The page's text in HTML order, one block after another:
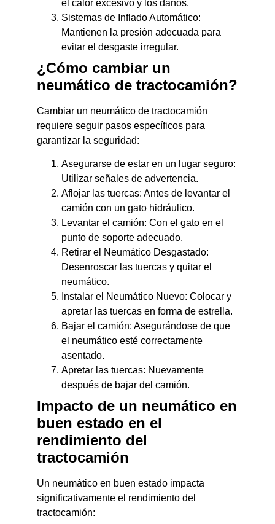
el calor excesivo y los daños.
Sistemas de Inflado Automático:
Mantienen la presión adecuada para
evitar el desgaste irregular.
¿Cómo cambiar un
neumático de tractocamión?
Cambiar un neumático de tractocamión
requiere seguir pasos específicos para
garantizar la seguridad:
Asegurarse de estar en un lugar seguro:
Utilizar señales de advertencia.
Aflojar las tuercas: Antes de levantar el
camión con un gato hidráulico.
Levantar el camión: Con el gato en el
punto de soporte adecuado.
Retirar el Neumático Desgastado:
Desenroscar las tuercas y quitar el
neumático.
Instalar el Neumático Nuevo: Colocar y
apretar las tuercas en forma de estrella.
Bajar el camión: Asegurándose de que
el neumático esté correctamente
asentado.
Apretar las tuercas: Nuevamente
después de bajar del camión.
Impacto de un neumático en
buen estado en el
rendimiento del
tractocamión
Un neumático en buen estado impacta
significativamente el rendimiento del
tractocamión: